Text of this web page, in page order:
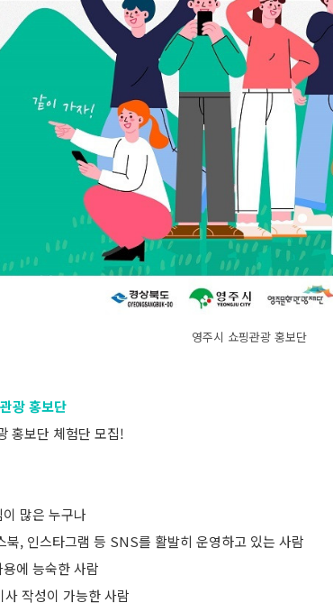
영주시 쇼핑관광 홍보단
광 홍보단
홍보단 체험단 모집!
많은 누구나
북, 인스타그램 등 SNS를 활발히 운영하고 있는 사람
에 능숙한 사람
작성이 가능한 사람